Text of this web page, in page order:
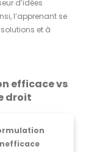
d’idées
l’apprenant se
et à
efficace vs
droit